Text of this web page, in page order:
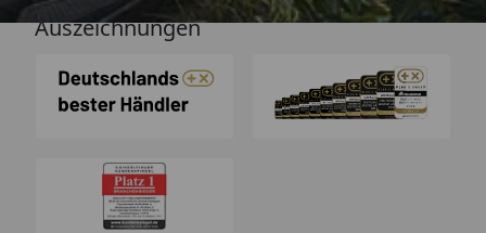
Auszeichnungen